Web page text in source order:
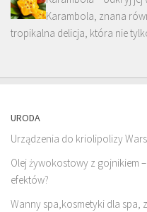
Karambola, znana
tropikalna delicja, która nie
URODA
Urządzenia do kriolipolizy
Olej żywokostowy z gojnikiem
efektów?
Wanny spa,kosmetyki dla spa,